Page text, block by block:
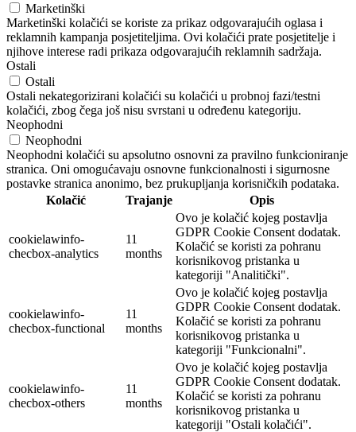
Marketinški
Marketinški kolačići se koriste za prikaz odgovarajućih oglasa i
reklamnih kampanja posjetiteljima. Ovi kolačići prate posjetitelje i
njihove interese radi prikaza odgovarajućih reklamnih sadržaja.
Ostali
Ostali
Ostali nekategorizirani kolačići su kolačići u probnoj fazi/testni
kolačići, zbog čega još nisu svrstani u određenu kategoriju.
Neophodni
Neophodni
Neophodni kolačići su apsolutno osnovni za pravilno funkcioniranje
stranica. Oni omogućavaju osnovne funkcionalnosti i sigurnosne
postavke stranica anonimo, bez prukupljanja korisničkih podataka.
Kolačić
Trajanje Opis
cookielawinfo-
checbox-analytics
11
months
Ovo je kolačić kojeg postavlja
GDPR Cookie Consent dodatak.
Kolačić se koristi za pohranu
korisnikovog pristanka u
kategoriji "Analitički".
cookielawinfo-
checbox-functional
11
months
Ovo je kolačić kojeg postavlja
GDPR Cookie Consent dodatak.
Kolačić se koristi za pohranu
korisnikovog pristanka u
kategoriji "Funkcionalni".
cookielawinfo-
checbox-others
11
months
Ovo je kolačić kojeg postavlja
GDPR Cookie Consent dodatak.
Kolačić se koristi za pohranu
korisnikovog pristanka u
kategoriji "Ostali kolačići".